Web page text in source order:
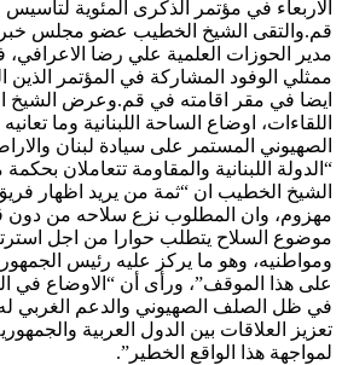
الاربعاء في مؤتمر الذكرى المئوية
قم.والتقى الشيخ الخطيب عضو مجلس
مدير الحوزات العلمية علي رضا
ممثلي الوفود المشاركة في المؤتمر الذين
ايضا في مقر اقامته في قم.وعرض الشيخ
اللقاءات، اوضاع الساحة اللبنانية وما
الصهيوني المستمر على سيادة لبنان
“الدولة اللبنانية والمقاومة تتعاملان
الشيخ الخطيب ان “ثمة من يريد اظهار فريق
مهزوم، وان المطلوب نزع سلاحه من دون
موضوع السلاح يتطلب حوارا من اجل
ومواطنيه، وهو ما يركز عليه رئيس
على هذا الموقف”، ورأى أن “الاوضاع في
في ظل الصلف الصهيوني والدعم الغربي
تعزيز العلاقات بين الدول العربية
لمواجهة هذا الواقع الخطير”.